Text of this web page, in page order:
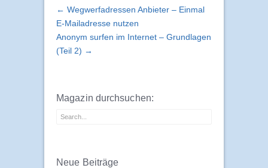
← Wegwerfadressen Anbieter – Einmal
E-Mailadresse nutzen
Anonym surfen im Internet – Grundlagen
(Teil 2) →
Magazin durchsuchen:
Neue Beiträge